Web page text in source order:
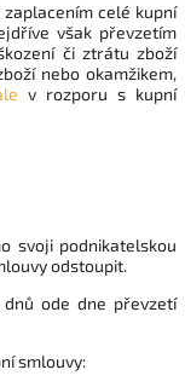
celé kupní
však převzetím
či ztrátu zboží
nebo okamžikem,
v rozporu s kupní
svoji podnikatelskou
odstoupit.
ode dne převzetí
smlouvy: